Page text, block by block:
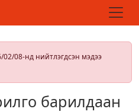
08-нд нийтлэгдсэн мэдээ
барилдаан